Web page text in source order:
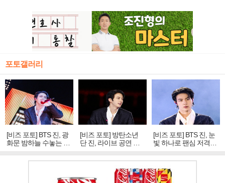
포토갤러리
[비즈 포토] BTS 진, 광
화문 밤하늘 수놓는 '비
주얼 킹'의 열창
[비즈 포토] 방탄소년
단 진, 라이브 공연 중
빛나는 독보적 아우라
[비즈 포토] BTS 진, 눈
빛 하나로 팬심 저격…
독보적 카리스마